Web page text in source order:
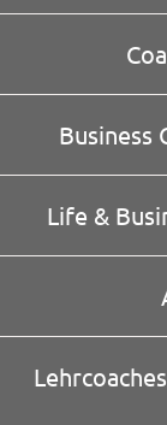
Business
Life &